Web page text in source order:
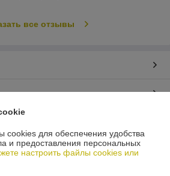
все отзывы
для обеспечения удобства
и предоставления персональных
настроить файлы cookies или